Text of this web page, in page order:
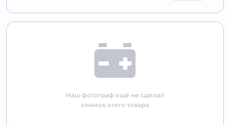
Наш фотограф ещё не сделал
снимок этого товара